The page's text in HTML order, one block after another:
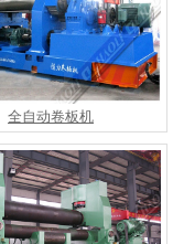
全自动卷板机